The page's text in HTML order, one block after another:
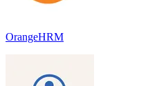
OrangeHRM